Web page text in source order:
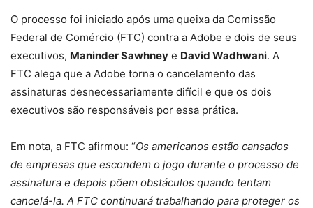
O processo foi iniciado após uma queixa da Comissão
Federal de Comércio (FTC) contra a Adobe e dois de seus
executivos, Maninder Sawhney e David Wadhwani. A
FTC alega que a Adobe torna o cancelamento das
assinaturas desnecessariamente difícil e que os dois
executivos são responsáveis por essa prática.
Em nota, a FTC afirmou: “Os americanos estão cansados
de empresas que escondem o jogo durante o processo de
assinatura e depois põem obstáculos quando tentam
cancelá-la. A FTC continuará trabalhando para proteger os